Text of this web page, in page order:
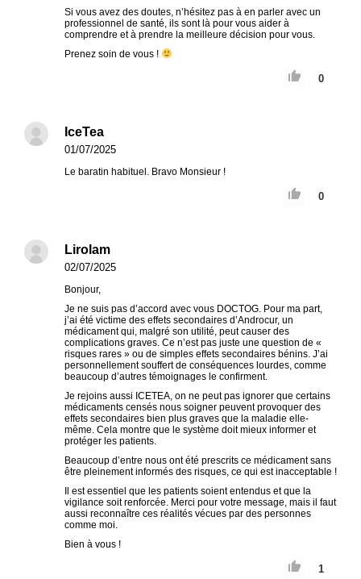
Si vous avez des doutes, n’hésitez pas à en parler avec un
professionnel de santé, ils sont là pour vous aider à
comprendre et à prendre la meilleure décision pour vous.
Prenez soin de vous !
0
IceTea
01/07/2025
Le baratin habituel. Bravo Monsieur !
0
Lirolam
02/07/2025
Bonjour,
Je ne suis pas d’accord avec vous DOCTOG. Pour ma part,
j’ai été victime des effets secondaires d’Androcur, un
médicament qui, malgré son utilité, peut causer des
complications graves. Ce n’est pas juste une question de «
risques rares » ou de simples effets secondaires bénins. J’ai
personnellement souffert de conséquences lourdes, comme
beaucoup d’autres témoignages le confirment.
Je rejoins aussi ICETEA, on ne peut pas ignorer que certains
médicaments censés nous soigner peuvent provoquer des
effets secondaires bien plus graves que la maladie elle-
même. Cela montre que le système doit mieux informer et
protéger les patients.
Beaucoup d’entre nous ont été prescrits ce médicament sans
être pleinement informés des risques, ce qui est inacceptable !
Il est essentiel que les patients soient entendus et que la
vigilance soit renforcée. Merci pour votre message, mais il faut
aussi reconnaître ces réalités vécues par des personnes
comme moi.
Bien à vous !
1